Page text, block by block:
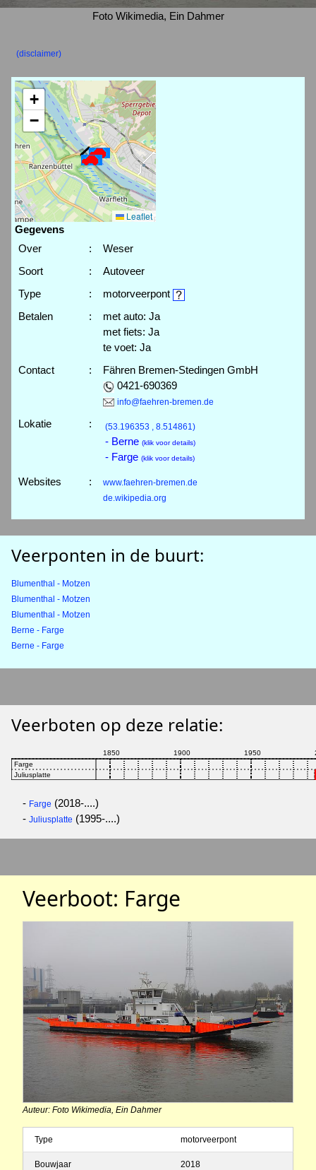
Foto Wikimedia, Ein Dahmer
(disclaimer)
+
−
Leaflet
Gegevens
Over
:
Weser
Soort
:
Autoveer
Type
:
motorveerpont
Betalen
:
met auto: Ja
met fiets: Ja
te voet: Ja
Contact
:
Fähren Bremen-Stedingen GmbH
0421-690369
info@faehren-bremen.de
Lokatie : (53.196353 , 8.514861)
- Berne (klik voor details)
- Farge (klik voor details)
Websites :
www.faehren-bremen.de
de.wikipedia.org
Veerponten in de buurt:
Blumenthal - Motzen
Blumenthal - Motzen
Blumenthal - Motzen
Berne - Farge
Berne - Farge
Veerboten op deze relatie:
- Farge (2018-....)
- Juliusplatte (1995-....)
Veerboot: Farge
Auteur: Foto Wikimedia, Ein Dahmer
Type motorveerpont
Bouwjaar 2018